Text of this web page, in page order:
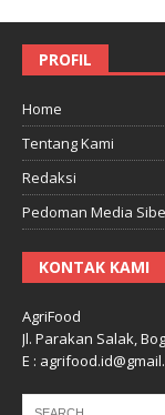
PROFIL
Home
Tentang Kami
Redaksi
Pedoman Media
KONTAK KAMI
AgriFood
Jl. Parakan Salak,
E :